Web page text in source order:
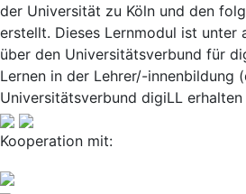
der Universität zu Köln und den
erstellt. Dieses Lernmodul ist unter
über den Universitätsverbund für
Lernen in der Lehrer/-innenbildung
Universitätsverbund digiLL
Kooperation mit: